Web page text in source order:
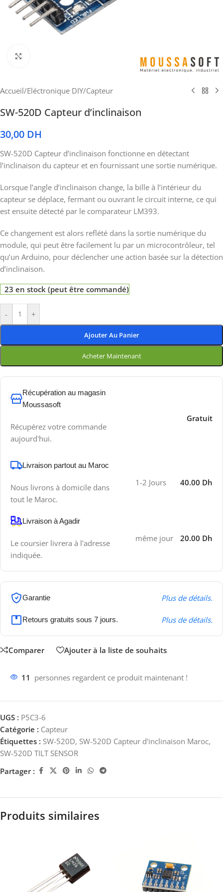
Accueil/Eléctronique DIY/Capteur
SW-520D Capteur d’inclinaison
30,00 DH
SW-520D Capteur d’inclinaison fonctionne en détectant
l’inclinaison du capteur et en fournissant une sortie numérique.
Lorsque l’angle d’inclinaison change, la bille à l’intérieur du
capteur se déplace, fermant ou ouvrant le circuit interne, ce qui
est ensuite détecté par le comparateur LM393.
Ce changement est alors reflété dans la sortie numérique du
module, qui peut être facilement lu par un microcontrôleur, tel
qu’un Arduino, pour déclencher une action basée sur la détection
d’inclinaison.
23 en stock (peut être commandé)
- +
Ajouter Au Panier
Acheter Maintenant
Récupération au magasin
Moussasoft
Récupérez votre commande
aujourd'hui.
Gratuit
Livraison partout au Maroc
Nous livrons à domicile dans
tout le Maroc.
1-2 Jours 40.00 Dh
Livraison à Agadir
Le coursier livrera à l'adresse
indiquée.
même jour 20.00 Dh
Garantie Plus de détails.
Retours gratuits sous 7 jours. Plus de détails.
Comparer Ajouter à la liste de souhaits
11 personnes regardent ce produit maintenant !
UGS : P5C3-6
Catégorie : Capteur
Étiquettes : SW-520D, SW-520D Capteur d'inclinaison Maroc,
SW-520D TILT SENSOR
Partager :
Produits similaires